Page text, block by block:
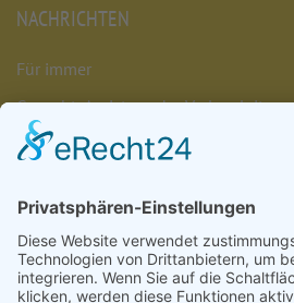
NACHRICHTEN
Für immer
Gesucht: Assistenz der Verlagsleitung
Das Chaos umarmen
Müde. Sein. Dürfen.
Nachrichten